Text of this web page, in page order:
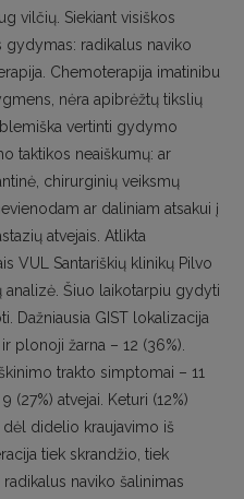
vilčių. Siekiant visiškos
radikalus naviko
Chemoterapija imatinibu
nėra apibrėžtų tikslių
vertinti gydymo
taktikos neaiškumų: ar
chirurginių veiksmų
ar daliniam atsakui į
atvejais. Atlikta
VUL Santariškių klinikų Pilvo
Šiuo laikotarpiu gydyti
Dažniausia GIST lokalizacija
plonoji žarna – 12 (36%).
trakto simptomai – 11
(27%) atvejai. Keturi (12%)
didelio kraujavimo iš
tiek skrandžio, tiek
naviko šalinimas